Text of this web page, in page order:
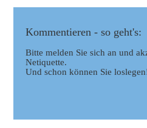
Kommentieren - so geht's:
Bitte melden Sie sich an und
Netiquette.
Und schon können Sie